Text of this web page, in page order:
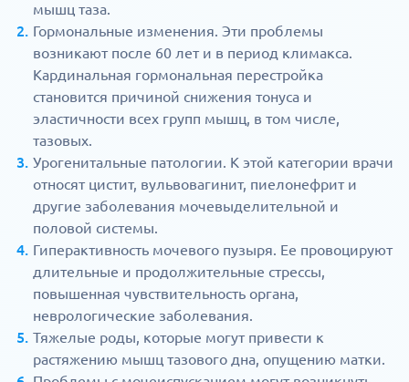
мышц таза.
Гормональные изменения. Эти проблемы
возникают после 60 лет и в период климакса.
Кардинальная гормональная перестройка
становится причиной снижения тонуса и
эластичности всех групп мышц, в том числе,
тазовых.
Урогенитальные патологии. К этой категории врачи
относят цистит, вульвовагинит, пиелонефрит и
другие заболевания мочевыделительной и
половой системы.
Гиперактивность мочевого пузыря. Ее провоцируют
длительные и продолжительные стрессы,
повышенная чувствительность органа,
неврологические заболевания.
Тяжелые роды, которые могут привести к
растяжению мышц тазового дна, опущению матки.